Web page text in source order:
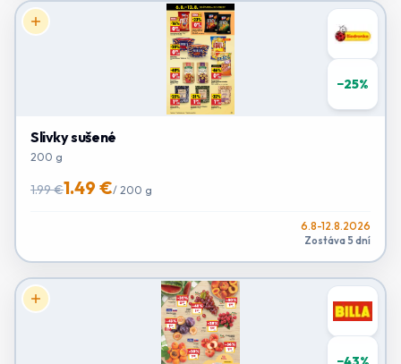
−25%
Slivky sušené
200 g
1.99 €1.49 €/ 200 g
6.8-12.8.2026
Zostáva 5 dní